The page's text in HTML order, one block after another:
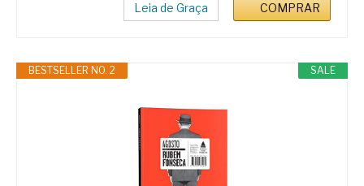
Leia de Graça COMPRAR
SALE
BESTSELLER NO. 2